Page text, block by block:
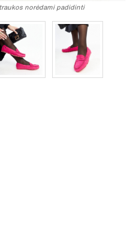
norėdami padidinti